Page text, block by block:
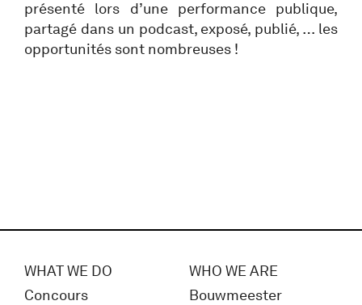
présenté lors d’une performance publique,
partagé dans un podcast, exposé, publié, … les
opportunités sont nombreuses !
WHAT WE DO
Concours
WHO WE ARE
Bouwmeester